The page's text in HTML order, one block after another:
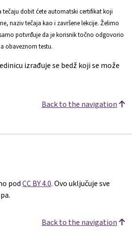
tečaju dobit ćete automatski certifikat koji
naziv tečaja kao i završene lekcije. Želimo
potvrđuje da je korisnik točno odgovorio
obaveznom testu.
izrađuje se bedž koji se može
Back to the navigation
podCC BY 4.0. Ovo uključuje sve
Back to the navigation